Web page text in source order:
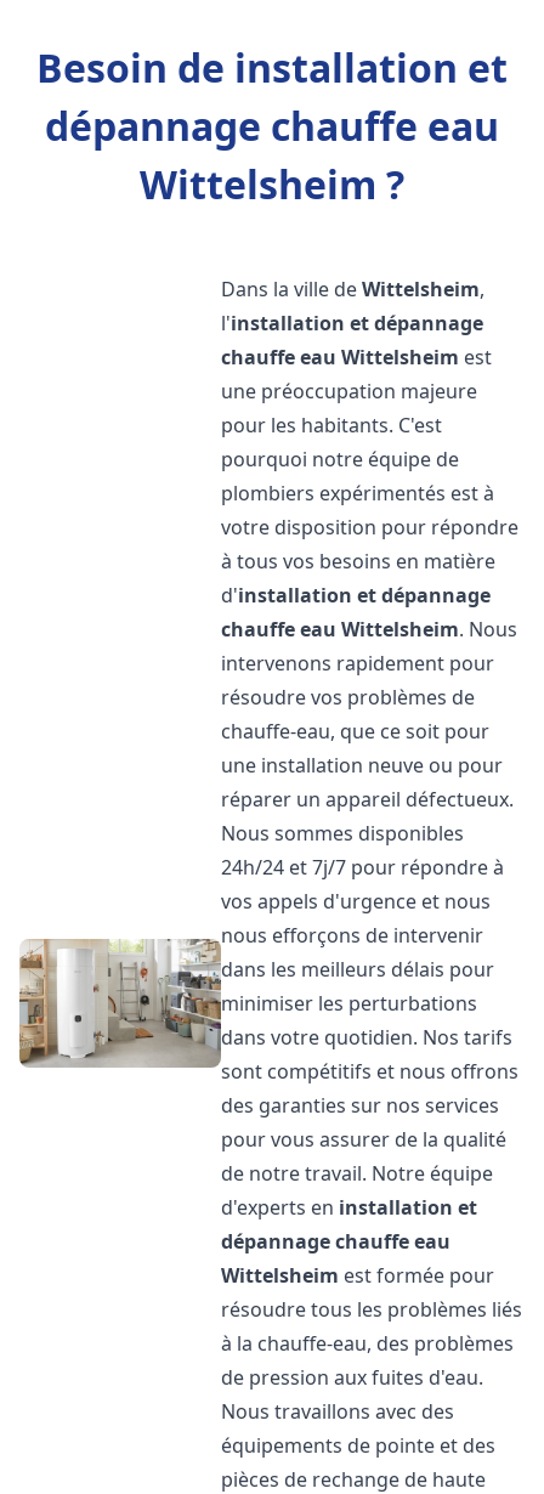
Besoin de installation et
dépannage chauffe eau
Wittelsheim ?
Dans la ville deWittelsheim,
l'installation et dépannage
chauffe eau Wittelsheim est
une préoccupation majeure
pour les habitants. C'est
pourquoi notre équipe de
plombiers expérimentés est à
votre disposition pour répondre
à tous vos besoins en matière
d'installation et dépannage
chauffe eau Wittelsheim. Nous
intervenons rapidement pour
résoudre vos problèmes de
chauffe-eau, que ce soit pour
une installation neuve ou pour
réparer un appareil défectueux.
Nous sommes disponibles
24h/24 et 7j/7 pour répondre à
vos appels d'urgence et nous
nous efforçons de intervenir
dans les meilleurs délais pour
minimiser les perturbations
dans votre quotidien. Nos tarifs
sont compétitifs et nous offrons
des garanties sur nos services
pour vous assurer de la qualité
de notre travail. Notre équipe
d'experts en installation et
dépannage chauffe eau
Wittelsheim est formée pour
résoudre tous les problèmes liés
à la chauffe-eau, des problèmes
de pression aux fuites d'eau.
Nous travaillons avec des
équipements de pointe et des
pièces de rechange de haute